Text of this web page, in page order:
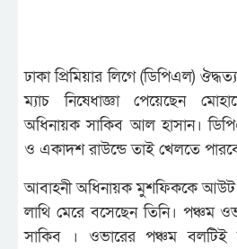
ঢাকা প্রিমিয়ার লিগে (ডিপিএল)
ম্যাচ নিষেধাজ্ঞা পেয়েছেন
অধিনায়ক সাকিব আল হাসান।
ও একাদশ রাউন্ডে তাই খেলতে
আবাহনী অধিনায়ক মুশফিককে আউট
লাথি মেরে বসেছেন তিনি। পঞ্চম
সাকিব । ওভারের পঞ্চম